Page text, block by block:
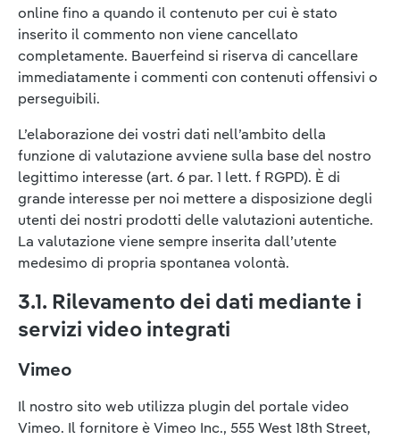
online fino a quando il contenuto per cui è stato
inserito il commento non viene cancellato
completamente. Bauerfeind si riserva di cancellare
immediatamente i commenti con contenuti offensivi o
perseguibili.
L’elaborazione dei vostri dati nell’ambito della
funzione di valutazione avviene sulla base del nostro
legittimo interesse (art. 6 par. 1 lett. f RGPD). È di
grande interesse per noi mettere a disposizione degli
utenti dei nostri prodotti delle valutazioni autentiche.
La valutazione viene sempre inserita dall’utente
medesimo di propria spontanea volontà.
3.1. Rilevamento dei dati mediante i
servizi video integrati
Vimeo
Il nostro sito web utilizza plugin del portale video
Vimeo. Il fornitore è Vimeo Inc., 555 West 18th Street,